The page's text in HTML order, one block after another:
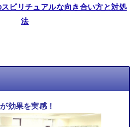
ピリチュアルな向き合い方と対処
法
効果を実感！